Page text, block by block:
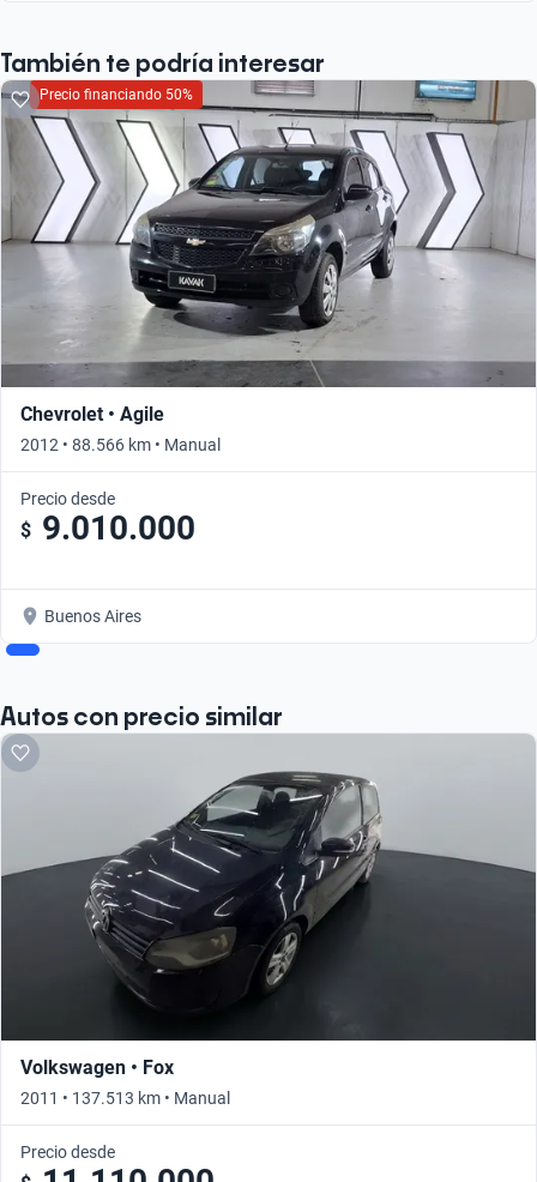
También te podría interesar
Precio financiando 50%
Chevrolet • Agile
2012 • 88.566 km • Manual
Precio desde
$ 9.010.000
Buenos Aires
Autos con precio similar
Volkswagen • Fox
2011 • 137.513 km • Manual
Precio desde